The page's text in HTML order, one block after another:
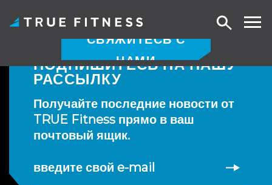
Перейти
содержанию
СВЯЖИТЕСЬ С
НАМИ
Поиск
ПОДПИШИТЕСЬ НА НАШУ
РАССЫЛКУ
Получайте последние новости от
TRUE Fitness прямо в ваш
почтовый ящик.
введите свой e-mail